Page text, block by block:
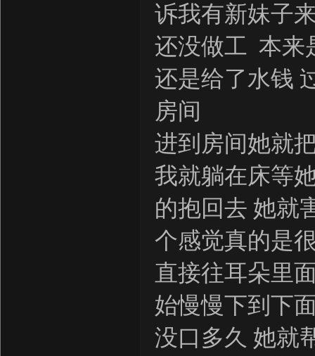
诉我有新妹子
还没做工 本来
还是给了水钱
房间
进到房间她就
我就躺在床等
的抱回去 她就
个感觉真的是
直接往耳朵里
始慢慢下到下
没口多久 她就